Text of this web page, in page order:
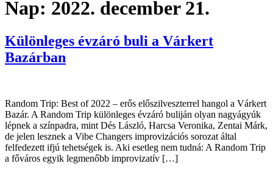
Nap: 2022. december 21.
Különleges évzáró buli a Várkert
Bazárban
Random Trip: Best of 2022 – erős előszilveszterrel hangol a Várkert
Bazár. A Random Trip különleges évzáró buliján olyan nagyágyúk
lépnek a színpadra, mint Dés László, Harcsa Veronika, Zentai Márk,
de jelen lesznek a Vibe Changers improvizációs sorozat által
felfedezett ifjú tehetségek is. Aki esetleg nem tudná: A Random Trip
a főváros egyik legmenőbb improvizatív […]